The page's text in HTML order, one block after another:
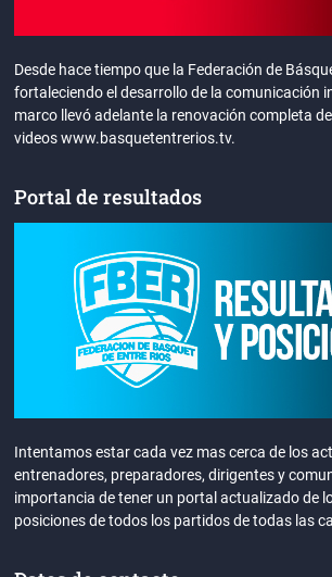
Desde hace tiempo que la Federación de
fortaleciendo el desarrollo de la comunicación
marco llevó adelante la renovación completa
videos www.basquetentrerios.tv.
Portal de resultados
Intentamos estar cada vez mas cerca de los
entrenadores, preparadores, dirigentes y
importancia de tener un portal actualizado de
posiciones de todos los partidos de todas las